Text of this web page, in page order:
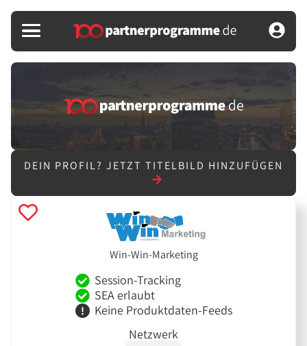
DEIN PROFIL? JETZT TITELBILD HINZUFÜGEN
Win-Win-Marketing
Session-Tracking
SEA erlaubt
Keine Produktdaten-Feeds
Netzwerk